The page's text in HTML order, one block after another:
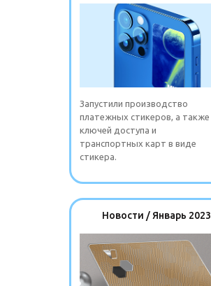
Запустили производство
платежных стикеров, а также
ключей доступа и
транспортных карт в виде
стикера.
Новости / Январь 2023